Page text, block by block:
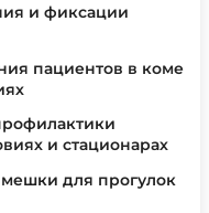
и фиксации
пациентов в коме
и стационарах
для прогулок